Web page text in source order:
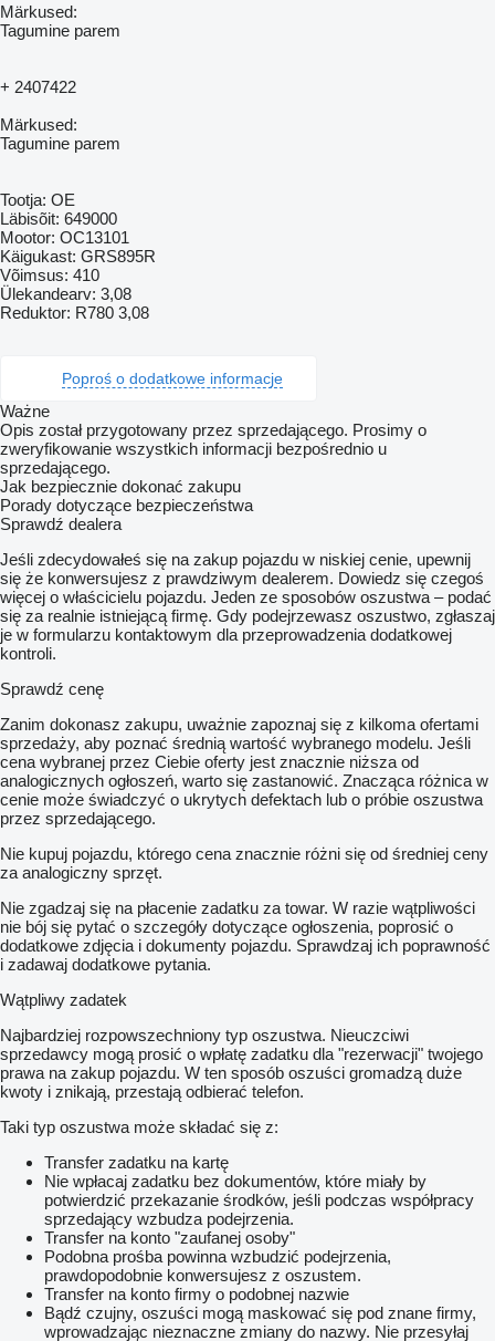
Märkused:
Tagumine parem
+ 2407422
Märkused:
Tagumine parem
Tootja: OE
Läbisõit: 649000
Mootor: OC13101
Käigukast: GRS895R
Võimsus: 410
Ülekandearv: 3,08
Reduktor: R780 3,08
Poproś o dodatkowe informacje
Ważne
Opis został przygotowany przez sprzedającego. Prosimy o
zweryfikowanie wszystkich informacji bezpośrednio u
sprzedającego.
Jak bezpiecznie dokonać zakupu
Porady dotyczące bezpieczeństwa
Sprawdź dealera
Jeśli zdecydowałeś się na zakup pojazdu w niskiej cenie, upewnij
się że konwersujesz z prawdziwym dealerem. Dowiedz się czegoś
więcej o właścicielu pojazdu. Jeden ze sposobów oszustwa – podać
się za realnie istniejącą firmę. Gdy podejrzewasz oszustwo, zgłaszaj
je w formularzu kontaktowym dla przeprowadzenia dodatkowej
kontroli.
Sprawdź cenę
Zanim dokonasz zakupu, uważnie zapoznaj się z kilkoma ofertami
sprzedaży, aby poznać średnią wartość wybranego modelu. Jeśli
cena wybranej przez Ciebie oferty jest znacznie niższa od
analogicznych ogłoszeń, warto się zastanowić. Znacząca różnica w
cenie może świadczyć o ukrytych defektach lub o próbie oszustwa
przez sprzedającego.
Nie kupuj pojazdu, którego cena znacznie różni się od średniej ceny
za analogiczny sprzęt.
Nie zgadzaj się na płacenie zadatku za towar. W razie wątpliwości
nie bój się pytać o szczegóły dotyczące ogłoszenia, poprosić o
dodatkowe zdjęcia i dokumenty pojazdu. Sprawdzaj ich poprawność
i zadawaj dodatkowe pytania.
Wątpliwy zadatek
Najbardziej rozpowszechniony typ oszustwa. Nieuczciwi
sprzedawcy mogą prosić o wpłatę zadatku dla "rezerwacji" twojego
prawa na zakup pojazdu. W ten sposób oszuści gromadzą duże
kwoty i znikają, przestają odbierać telefon.
Taki typ oszustwa może składać się z:
Transfer zadatku na kartę
Nie wpłacaj zadatku bez dokumentów, które miały by
potwierdzić przekazanie środków, jeśli podczas współpracy
sprzedający wzbudza podejrzenia.
Transfer na konto "zaufanej osoby"
Podobna prośba powinna wzbudzić podejrzenia,
prawdopodobnie konwersujesz z oszustem.
Transfer na konto firmy o podobnej nazwie
Bądź czujny, oszuści mogą maskować się pod znane firmy,
wprowadzając nieznaczne zmiany do nazwy. Nie przesyłaj